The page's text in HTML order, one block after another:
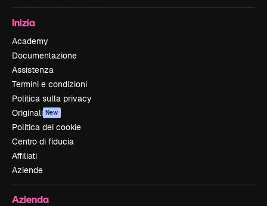
Inizia
Academy
Documentazione
Assistenza
Termini e condizioni
Politica sulla privacy
Originali New
Politica dei cookie
Centro di fiducia
Affiliati
Aziende
Azienda